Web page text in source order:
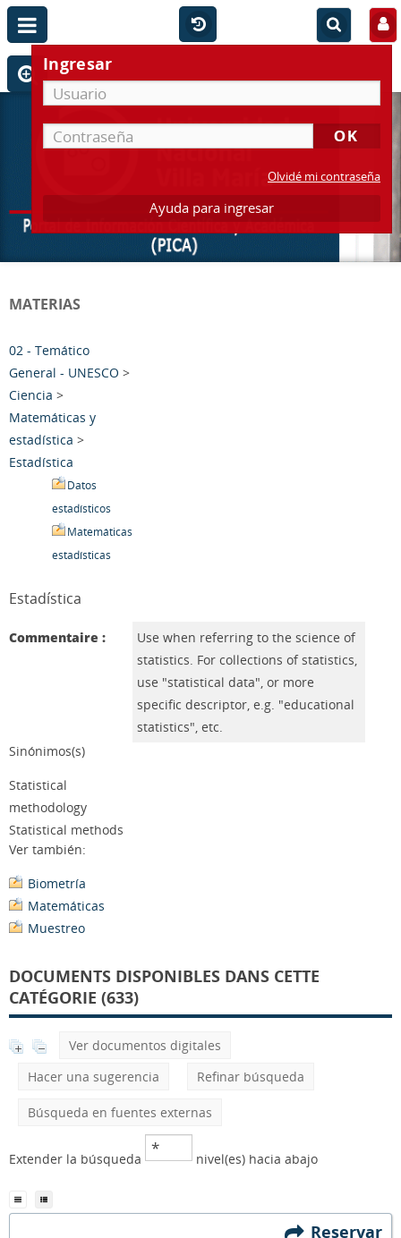
Ingresar
Olvidé mi contraseña
Ayuda para ingresar
MATERIAS
02 - Temático
General - UNESCO >
Ciencia >
Matemáticas y
estadística >
Estadística
Datos
estadísticos
Matemáticas
estadísticas
Estadística
Commentaire :
Use when referring to the science of
statistics. For collections of statistics,
use "statistical data", or more
specific descriptor, e.g. "educational
statistics", etc.
Sinónimos(s)
Statistical
methodology
Statistical methods
Ver también:
Biometría
Matemáticas
Muestreo
DOCUMENTS DISPONIBLES DANS CETTE
CATÉGORIE (633)
Ver documentos digitales
Hacer una sugerencia
Refinar búsqueda
Búsqueda en fuentes externas
Extender la búsqueda nivel(es) hacia abajo
Reservar